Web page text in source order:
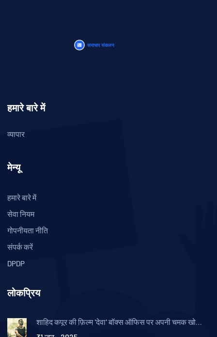
हमारे बारे में
व्यापार
मेन्यू
हमारे बारे में
सेवा नियम
गोपनीयता नीति
संपर्क करें
DPDP
लोकप्रिय
शाहिद कपूर की फ़िल्म 'देवा' बॉक्स ऑफिस पर अपनी चमक खो